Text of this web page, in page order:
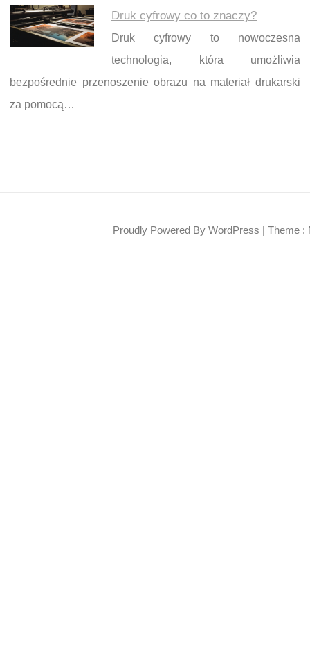
Druk cyfrowy co to znaczy?
Druk cyfrowy to nowoczesna
technologia, która umożliwia
bezpośrednie przenoszenie obrazu na materiał drukarski
za pomocą…
Proudly Powered By WordPress | Theme :